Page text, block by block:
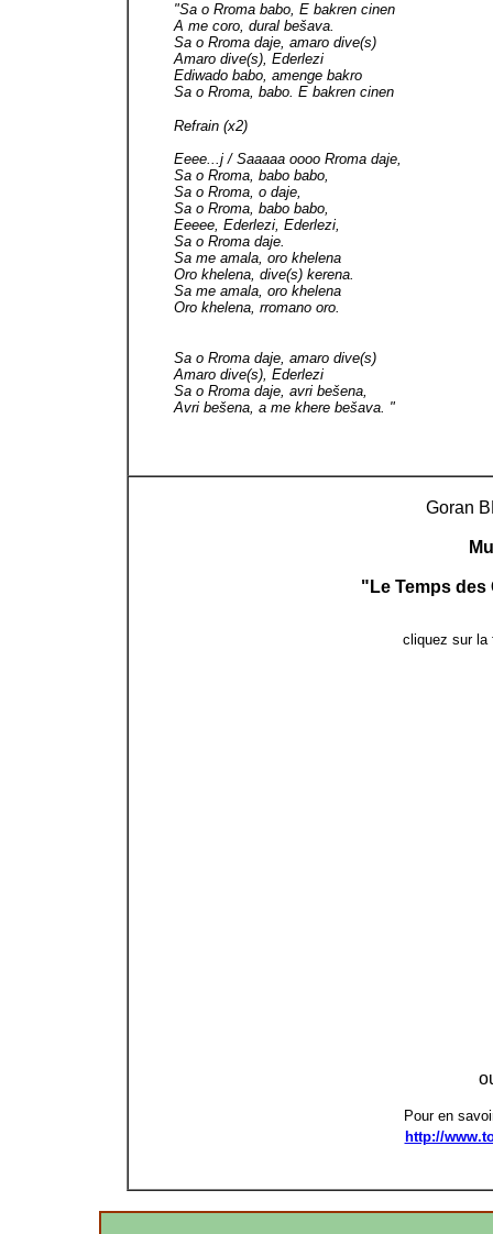
"Sa o Rroma babo, E bakren cinen
A me coro, dural bešava.
Sa o Rroma daje, amaro dive(s)
Amaro dive(s), Ederlezi
Ediwado babo, amenge bakro
Sa o Rroma, babo. E bakren cinen
Refrain (x2)
Eeee...j / Saaaaa oooo Rroma daje,
Sa o Rroma, babo babo,
Sa o Rroma, o daje,
Sa o Rroma, babo babo,
Eeeee, Ederlezi, Ederlezi,
Sa o Rroma daje.
Sa me amala, oro khelena
Oro khelena, dive(s) kerena.
Sa me amala, oro khelena
Oro khelena, rromano oro.
Sa o Rroma daje, amaro dive(s)
Amaro dive(s), Ederlezi
Sa o Rroma daje, avri bešena,
Avri bešena, a me khere bešava. "
Goran
"Le Temps des
cliquez sur la
Pour en
http://